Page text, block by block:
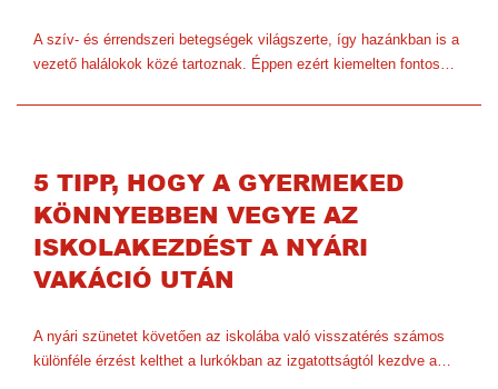
A szív- és érrendszeri betegségek világszerte, így hazánkban is a
vezető halálokok közé tartoznak. Éppen ezért kiemelten fontos…
5 TIPP, HOGY A GYERMEKED
KÖNNYEBBEN VEGYE AZ
ISKOLAKEZDÉST A NYÁRI
VAKÁCIÓ UTÁN
A nyári szünetet követően az iskolába való visszatérés számos
különféle érzést kelthet a lurkókban az izgatottságtól kezdve a…